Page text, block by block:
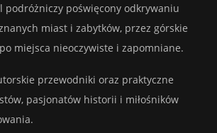
podróżniczy poświęcony odkrywaniu
miast i zabytków, przez górskie
miejsca nieoczywiste i zapomniane.
przewodniki oraz praktyczne
pasjonatów historii i miłośników